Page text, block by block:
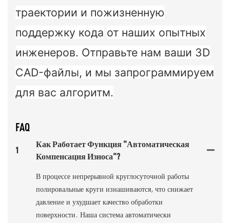
траектории и пожизненную
поддержку кода от наших опытных
инженеров. Отправьте нам ваши 3D
CAD-файлы, и мы запрограммируем
для вас алгоритм.
FAQ
1
Как Работает Функция "Автоматическая
Компенсация Износа"?
В процессе непрерывной круглосуточной работы
полировальные круги изнашиваются, что снижает
давление и ухудшает качество обработки
поверхности. Наша система автоматически